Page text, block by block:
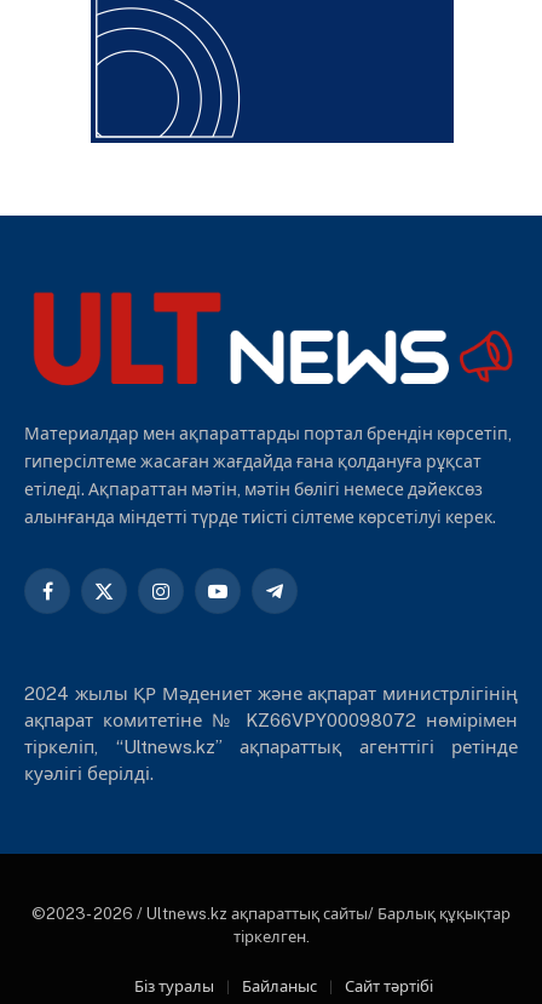
Материалдар мен ақпараттарды портал брендін көрсетіп,
гиперсілтеме жасаған жағдайда ғана қолдануға рұқсат
етіледі. Ақпараттан мәтін, мәтін бөлігі немесе дәйексөз
алынғанда міндетті түрде тиісті сілтеме көрсетілуі керек.
Facebook
X
InstagramYouTubeTelegram
2024 жылы ҚР Мәдениет және ақпарат министрлігінің
ақпарат комитетіне № KZ66VPY00098072 нөмірімен
тіркеліп, “Ultnews.kz” ақпараттық агенттігі ретінде
куәлігі берілді.
©2023- 2026 / Ultnews.kz ақпараттық сайты/ Барлық құқықтар
тіркелген.
Біз туралы Байланыс Сайт тәртібі